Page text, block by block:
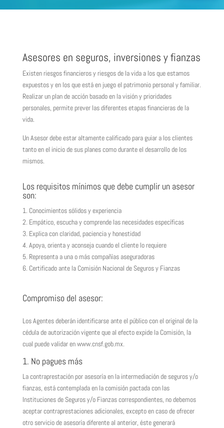
Asesores en seguros, inversiones y fianzas
Existen riesgos financieros y riesgos de la vida a los que estamos
expuestos y en los que está en juego el patrimonio personal y familiar.
Realizar un plan de acción basado en la visión y prioridades
personales, permite prever las diferentes etapas financieras de la
vida.
Un Asesor debe estar altamente calificado para guiar a los clientes
tanto en el inicio de sus planes como durante el desarrollo de los
mismos.
Los requisitos mínimos que debe cumplir un asesor
son:
1. Conocimientos sólidos y experiencia
2. Empático, escucha y comprende las necesidades específicas
3. Explica con claridad, paciencia y honestidad
4. Apoya, orienta y aconseja cuando el cliente lo requiere
5. Representa a una o más compañías aseguradoras
6. Certificado ante la Comisión Nacional de Seguros y Fianzas
Compromiso del asesor:
Los Agentes deberán identificarse ante el público con el original de la
cédula de autorización vigente que al efecto expide la Comisión, la
cual puede validar en www.cnsf.gob.mx.
1. No pagues más
La contraprestación por asesoría en la intermediación de seguros y/o
fianzas, está contemplada en la comisión pactada con las
Instituciones de Seguros y/o Fianzas correspondientes, no debemos
aceptar contraprestaciones adicionales, excepto en caso de ofrecer
otro servicio de asesoría diferente al anterior, éste generará